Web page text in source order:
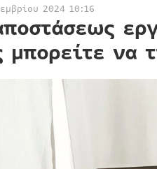
2024 10:16
να